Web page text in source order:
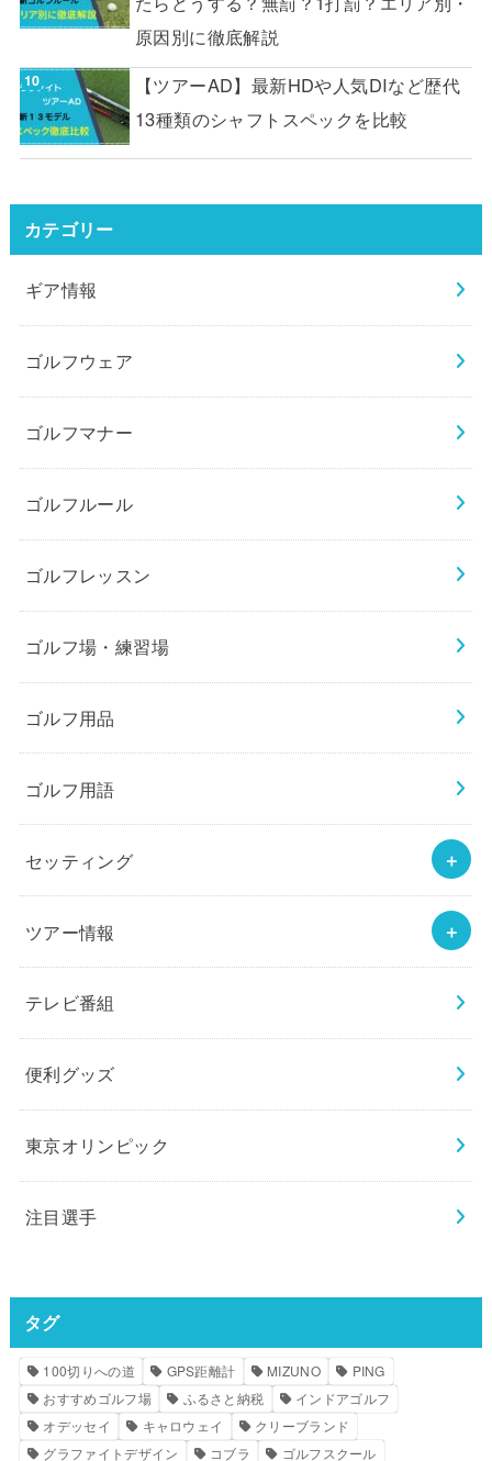
原因別に徹底解説
【ツアーAD】最新HDや人気DIなど歴代
13種類のシャフトスペックを比較
カテゴリー
ギア情報
ゴルフウェア
ゴルフマナー
ゴルフルール
ゴルフレッスン
ゴルフ場・練習場
ゴルフ用品
ゴルフ用語
セッティング
ツアー情報
テレビ番組
便利グッズ
東京オリンピック
注目選手
タグ
100切りへの道 GPS距離計 MIZUNO
PING
おすすめゴルフ場
ふるさと納税
インドアゴルフ
オデッセイ
キャロウェイ
クリーブランド
グラファイトデザイン
コブラ ゴルフスクール